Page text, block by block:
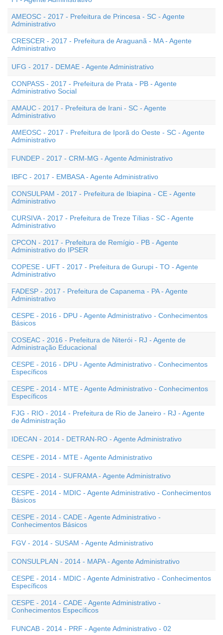
AMEOSC - 2017 - Prefeitura de Princesa - SC - Agente
Administrativo
CRESCER - 2017 - Prefeitura de Araguanã - MA - Agente
Administrativo
UFG - 2017 - DEMAE - Agente Administrativo
CONPASS - 2017 - Prefeitura de Prata - PB - Agente
Administrativo Social
AMAUC - 2017 - Prefeitura de Irani - SC - Agente
Administrativo
AMEOSC - 2017 - Prefeitura de Iporã do Oeste - SC - Agente
Administrativo
FUNDEP - 2017 - CRM-MG - Agente Administrativo
IBFC - 2017 - EMBASA - Agente Administrativo
CONSULPAM - 2017 - Prefeitura de Ibiapina - CE - Agente
Administrativo
CURSIVA - 2017 - Prefeitura de Treze Tílias - SC - Agente
Administrativo
CPCON - 2017 - Prefeitura de Remígio - PB - Agente
Administrativo do IPSER
COPESE - UFT - 2017 - Prefeitura de Gurupi - TO - Agente
Administrativo
FADESP - 2017 - Prefeitura de Capanema - PA - Agente
Administrativo
CESPE - 2016 - DPU - Agente Administrativo - Conhecimentos
Básicos
COSEAC - 2016 - Prefeitura de Niterói - RJ - Agente de
Administração Educacional
CESPE - 2016 - DPU - Agente Administrativo - Conhecimentos
Específicos
CESPE - 2014 - MTE - Agente Administrativo - Conhecimentos
Específicos
FJG - RIO - 2014 - Prefeitura de Rio de Janeiro - RJ - Agente
de Administração
IDECAN - 2014 - DETRAN-RO - Agente Administrativo
CESPE - 2014 - MTE - Agente Administrativo
CESPE - 2014 - SUFRAMA - Agente Administrativo
CESPE - 2014 - MDIC - Agente Administrativo - Conhecimentos
Básicos
CESPE - 2014 - CADE - Agente Administrativo -
Conhecimentos Básicos
FGV - 2014 - SUSAM - Agente Administrativo
CONSULPLAN - 2014 - MAPA - Agente Administrativo
CESPE - 2014 - MDIC - Agente Administrativo - Conhecimentos
Específicos
CESPE - 2014 - CADE - Agente Administrativo -
Conhecimentos Específicos
FUNCAB - 2014 - PRF - Agente Administrativo - 02